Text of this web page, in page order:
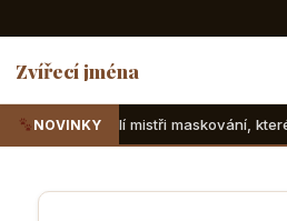
Zvířecí jména
NOVINKYkteré v teráriu sotva najdete